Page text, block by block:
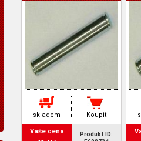
skladem Koupit
Vaše cena
Produkt ID: